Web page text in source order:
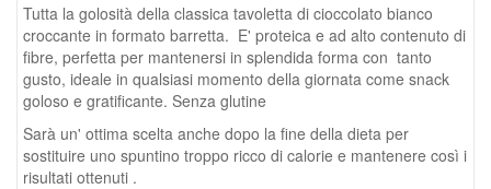
Tutta la golosità della classica tavoletta di cioccolato bianco
croccante in formato barretta. E' proteica e ad alto contenuto di
fibre, perfetta per mantenersi in splendida forma con tanto
gusto, ideale in qualsiasi momento della giornata come snack
goloso e gratificante. Senza glutine
Sarà un' ottima scelta anche dopo la fine della dieta per
sostituire uno spuntino troppo ricco di calorie e mantenere così i
risultati ottenuti .